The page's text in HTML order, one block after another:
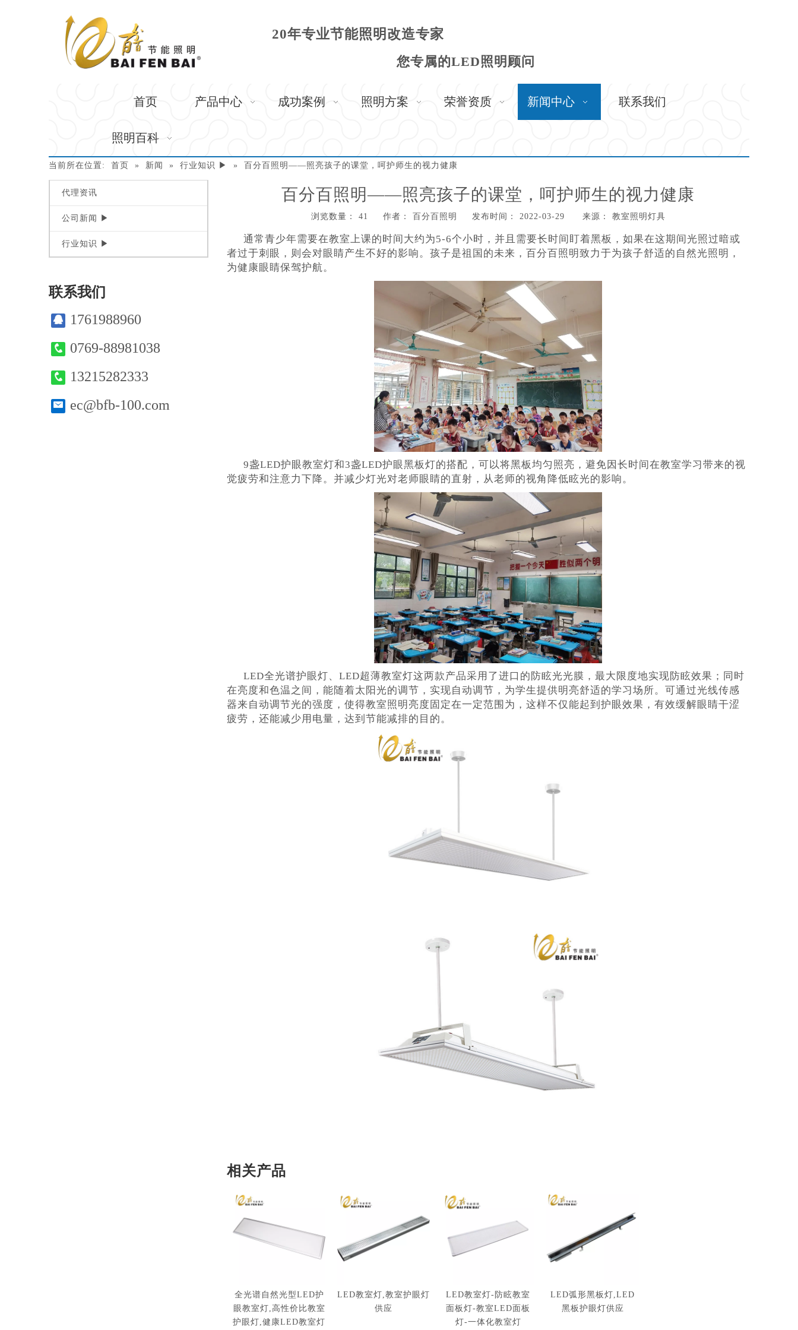
20年专业节能照明改造专家
您专属的LED照明顾问
首页 产品中心 成功案例 照明方案 荣誉资质 新闻中心 联系我们
照明百科
当前所在位置: 首页 » 新闻 » 行业知识 ▶ » 百分百照明——照亮孩子的课堂，呵护师生的视力健康
代理资讯
公司新闻 ▶
行业知识 ▶
联系我们
1761988960
0769-88981038
13215282333
ec@bfb-100.com
百分百照明——照亮孩子的课堂，呵护师生的视力健康
浏览数量： 41 作者： 百分百照明 发布时间： 2022-03-29 来源： 教室照明灯具
["wechat","weibo","qzone","douban","email"]
通常青少年需要在教室上课的时间大约为5-6个小时，并且需要长时间盯着黑板，如果在这期间光照过暗或
者过于刺眼，则会对眼睛产生不好的影响。孩子是祖国的未来，百分百照明致力于为孩子舒适的自然光照明，
为健康眼睛保驾护航。
9盏LED护眼教室灯和3盏LED护眼黑板灯的搭配，可以将黑板均匀照亮，避免因长时间在教室学习带来的视
觉疲劳和注意力下降。并减少灯光对老师眼睛的直射，从老师的视角降低眩光的影响。
LED全光谱护眼灯、LED超薄教室灯这两款产品采用了进口的防眩光光膜，最大限度地实现防眩效果；同时
在亮度和色温之间，能随着太阳光的调节，实现自动调节，为学生提供明亮舒适的学习场所。可通过光线传感
器来自动调节光的强度，使得教室照明亮度固定在一定范围为，这样不仅能起到护眼效果，有效缓解眼睛干涩
疲劳，还能减少用电量，达到节能减排的目的。
相关产品
全光谱自然光型LED护
眼教室灯,高性价比教室
护眼灯,健康LED教室灯
LED教室灯,教室护眼灯
供应
LED教室灯-防眩教室
面板灯-教室LED面板
灯-一体化教室灯
LED弧形黑板灯,LED
黑板护眼灯供应